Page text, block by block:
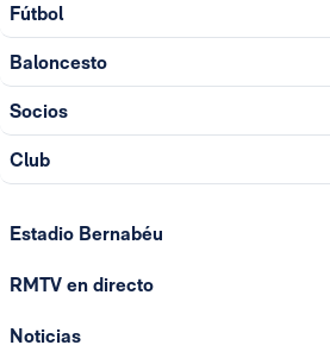
Fútbol
Baloncesto
Socios
Club
Estadio Bernabéu
RMTV en directo
Noticias